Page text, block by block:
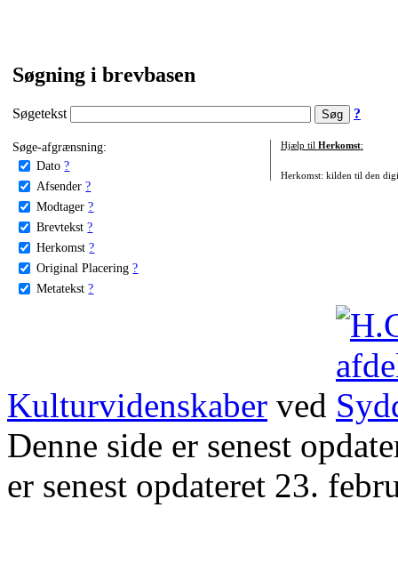
Søgning i brevbasen
Søgetekst ?
Søge-afgrænsning:
Dato ?
Afsender ?
Modtager ?
Brevtekst ?
Herkomst ?
Original Placering ?
Metatekst ?
Hjælp til Herkomst:
Herkomst: kilden til den
Kulturvidenskaber ved
Denne side er senest
er senest opdateret 23.